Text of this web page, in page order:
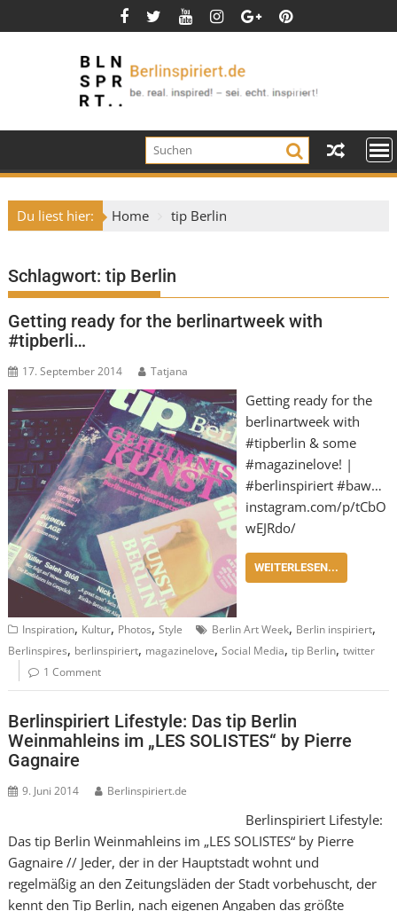
to
Du liest hier: Home tip Berlin
Schlagwort:tip Berlin
Getting ready for the berlinartweek with
#tipberli…
17. September 2014 Tatjana
Getting ready for the
berlinartweek with
#tipberlin & some
#magazinelove! |
#berlinspiriert #baw…
instagram.com/p/tCbO
wEJRdo/
WEITERLESEN...
Inspiration, Kultur, Photos,Style Berlin Art Week, Berlin inspiriert,
Berlinspires, berlinspiriert, magazinelove,Social Media,tip Berlin,twitter
1 Comment
Berlinspiriert Lifestyle: Das tip Berlin
Weinmahleins im „LES SOLISTES“ by Pierre
Gagnaire
9. Juni 2014 Berlinspiriert.de
Berlinspiriert Lifestyle:
Das tip Berlin Weinmahleins im „LES SOLISTES“ by Pierre
Gagnaire // Jeder, der in der Hauptstadt wohnt und
regelmäßig an den Zeitungsläden der Stadt vorbehuscht, der
kennt den Tip Berlin, nach eigenen Angaben das größte